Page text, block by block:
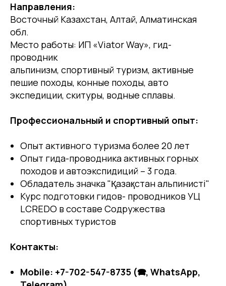
Направления:
Восточный Казахстан, Алтай, Алматинская
обл.
Место работы: ИП «Viator Way», гид-
проводник
альпинизм, спортивный туризм, активные
пешие походы, конные походы, авто
экспедиции, скитуры, водные сплавы.
Профессиональный и спортивный опыт:
Опыт активного туризма более 20 лет
Опыт гида-проводника активных горных
походов и автоэкспидиций – 3 года.
Обладатель значка "Қазақстан альпинисті"
Курс подготовки гидов- проводников УЦ
LCREDO в составе Содружества
спортивных туристов
Контакты:
Mobile: +7-702-547-8735 (🕿, WhatsApp,